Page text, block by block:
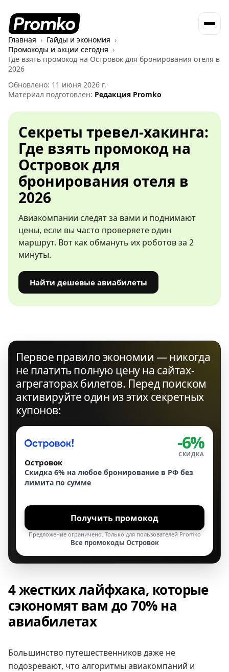
Главная
Гайды и экономия
Промокоды и акции сегодня
Где взять промокод на Островок для бронирования отеля в
2026
Обновлено: 11 июня 2026 г.·
Материал подготовлен: Редакция Promko
Секреты тревел-хакинга:
Где взять промокод на
Островок для
бронирования отеля в
2026
Авиакомпании следят за вами и поднимают
цены, если вы часто проверяете один
маршрут. Вот как обмануть их роботов за 2
минуты.
Найти дешевые авиабилеты
Первое правило экономии — никогда
не платить полную цену на сайтах-
агрегаторах билетов. Перед поиском
активируйте один из этих секретных
купонов:
-6%
СКИДКА
Островок
Скидка 6% на любое бронирование в РФ без
лимита по сумме
Получить промокод
Предложение ограничено. Только для пользователей Promko
Все промокоды Островок
4 жестких лайфхака, которые
сэкономят вам до 70% на
авиабилетах
Большинство путешественников даже не
подозревают, что алгоритмы авиакомпаний и